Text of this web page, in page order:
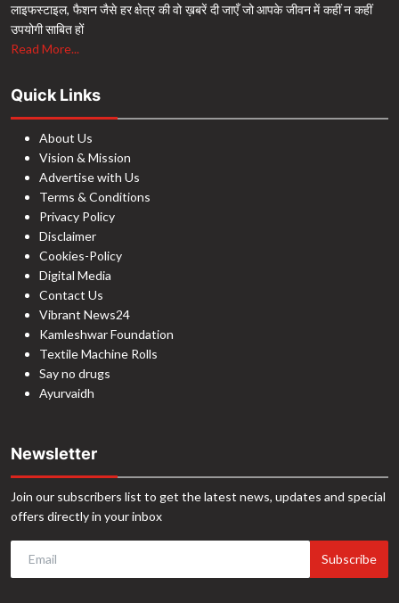
लाइफस्टाइल, फैशन जैसे हर क्षेत्र की वो ख़बरें दी जाएँ जो आपके जीवन में कहीं न कहीं
उपयोगी साबित हों
Read More...
Quick Links
About Us
Vision & Mission
Advertise with Us
Terms & Conditions
Privacy Policy
Disclaimer
Cookies-Policy
Digital Media
Contact Us
Vibrant News24
Kamleshwar Foundation
Textile Machine Rolls
Say no drugs
Ayurvaidh
Newsletter
Join our subscribers list to get the latest news, updates and special
offers directly in your inbox
Subscribe